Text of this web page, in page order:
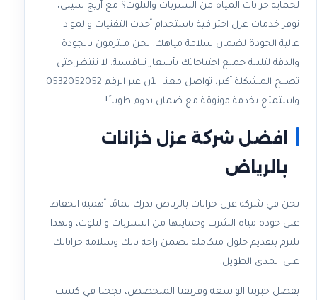
لحماية خزانات المياه من التسربات والتلوث؟ مع أريج سيتي،
نوفر خدمات عزل احترافية باستخدام أحدث التقنيات والمواد
عالية الجودة لضمان سلامة مياهك. نحن ملتزمون بالجودة
والدقة لتلبية جميع احتياجاتك بأسعار تنافسية. لا تنتظر حتى
تصبح المشكلة أكبر، تواصل معنا الآن عبر الرقم 0532052052
واستمتع بخدمة موثوقة مع ضمان يدوم طويلاً!
افضل شركة عزل خزانات
بالرياض
نحن في شركة عزل خزانات بالرياض ندرك تمامًا أهمية الحفاظ
على جودة مياه الشرب وحمايتها من التسربات والتلوث، ولهذا
نلتزم بتقديم حلول متكاملة تضمن راحة بالك وسلامة خزاناتك
على المدى الطويل.
بفضل خبرتنا الواسعة وفريقنا المتخصص، نجحنا في كسب